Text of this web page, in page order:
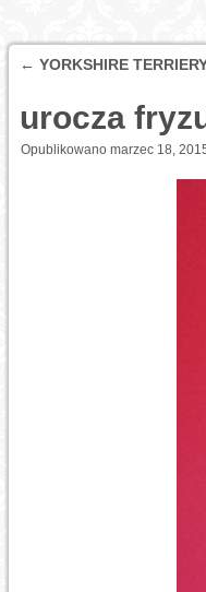
← YORKSHIRE
urocza
Opublikowano marzec 18,